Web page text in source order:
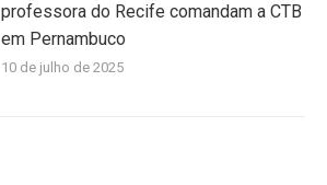
professora do Recife comandam a CTB
em Pernambuco
10 de julho de 2025